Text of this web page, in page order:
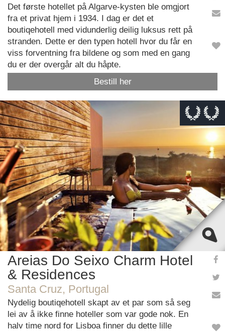
Det første hotellet på Algarve-kysten ble omgjort
fra et privat hjem i 1934. I dag er det et
boutiqehotell med vidunderlig deilig luksus rett på
stranden. Dette er den typen hotell hvor du får en
viss forventning fra bildene og som med en gang
du er der overgår alt du håpte.
Bestill her
This page can't load Google Maps correctly.
Do you own this website?
OK
Areias Do Seixo Charm Hotel
& Residences
Santa Cruz, Portugal
Nydelig boutiqehotell skapt av et par som så seg
lei av å ikke finne hoteller som var gode nok. En
halv time nord for Lisboa finner du dette lille